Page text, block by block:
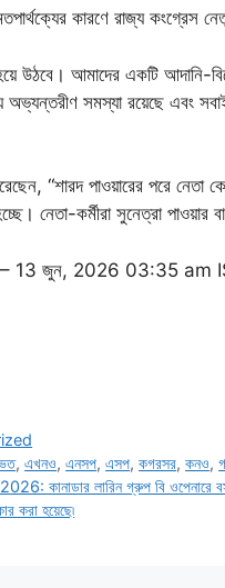
কারণে রাজ্য কংগ্রেস
উঠবে। আমাদের একটি আদানি-
অভ্যন্তরীণ সমস্যা রয়েছে এবং
“শারদ পাওয়ারের পরে নেতা
নেতা-কর্মীরা সুনেত্রা
– 13 জুন, 2026 03:35 am
,এখনও,এনসপ,এসপ,কগরসর,কনও,
কানাডার লারিন গ্রুপ বি ওপেনারে
করা হয়েছে৷